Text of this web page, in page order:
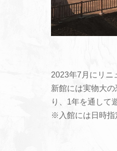
2023年7月にリニ
新館には実物大
り、1年を通して
※入館には日時指